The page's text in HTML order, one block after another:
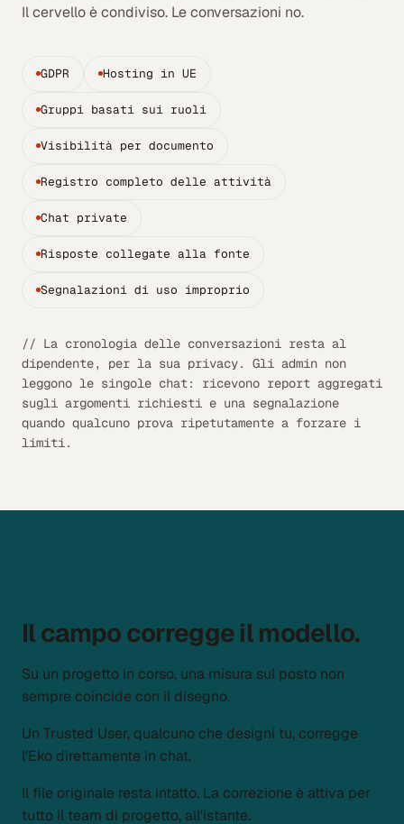
Il cervello è condiviso. Le conversazioni no.
GDPR Hosting in UE
Gruppi basati sui ruoli
Visibilità per documento
Registro completo delle attività
Chat private
Risposte collegate alla fonte
Segnalazioni di uso improprio
// La cronologia delle conversazioni resta al
dipendente, per la sua privacy. Gli admin non
leggono le singole chat: ricevono report aggregati
sugli argomenti richiesti e una segnalazione
quando qualcuno prova ripetutamente a forzare i
limiti.
Il campo corregge il modello.
Su un progetto in corso, una misura sul posto non
sempre coincide con il disegno.
Un Trusted User, qualcuno che designi tu, corregge
l'Eko direttamente in chat.
Il file originale resta intatto. La correzione è attiva per
tutto il team di progetto, all'istante.